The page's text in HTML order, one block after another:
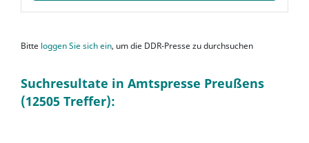
Bitte loggen Sie sich ein, um die DDR-Presse zu durchsuchen
Suchresultate in Amtspresse Preußens
(12505 Treffer):